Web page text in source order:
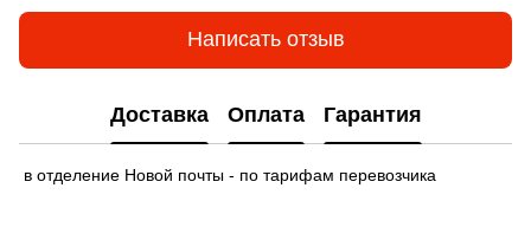
Написать отзыв
Доставка Оплата Гарантия
в отделение Новой почты - по тарифам перевозчика